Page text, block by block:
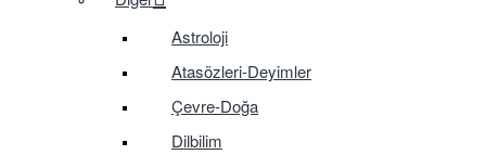
Astroloji
Atasözleri-Deyimler
Çevre-Doğa
Dilbilim